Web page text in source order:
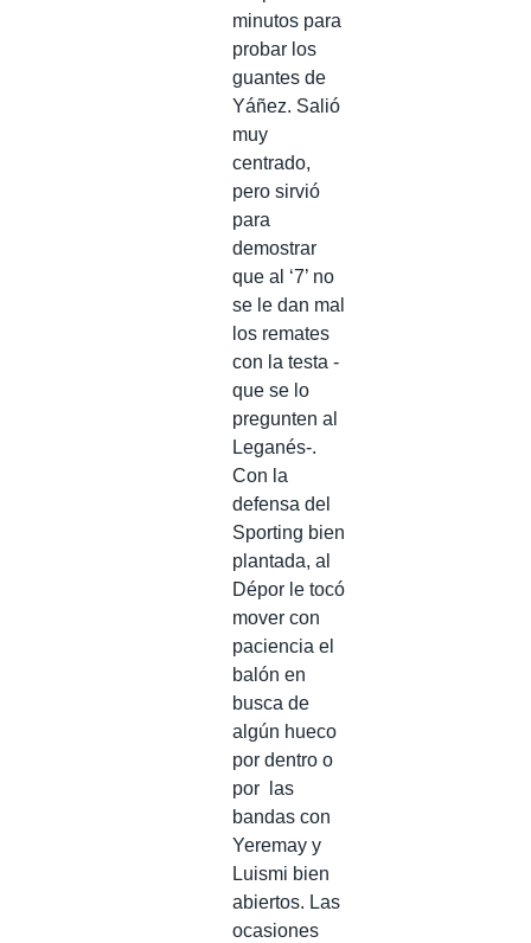
minutos para
probar los
guantes de
Yáñez. Salió
muy
centrado,
pero sirvió
para
demostrar
que al ‘7’ no
se le dan mal
los remates
con la testa -
que se lo
pregunten al
Leganés-.
Con la
defensa del
Sporting bien
plantada, al
Dépor le tocó
mover con
paciencia el
balón en
busca de
algún hueco
por dentro o
por las
bandas con
Yeremay y
Luismi bien
abiertos. Las
ocasiones